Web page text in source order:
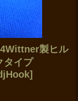
製ヒル
タイプ